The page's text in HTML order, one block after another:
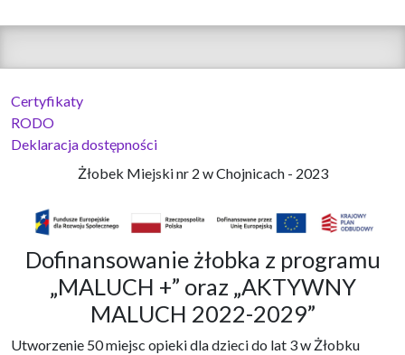
Certyfikaty
RODO
Deklaracja dostępności
Żłobek Miejski nr 2 w Chojnicach - 2023
Dofinansowanie żłobka z programu
„MALUCH +” oraz „AKTYWNY
MALUCH 2022-2029”
Utworzenie 50 miejsc opieki dla dzieci do lat 3 w Żłobku